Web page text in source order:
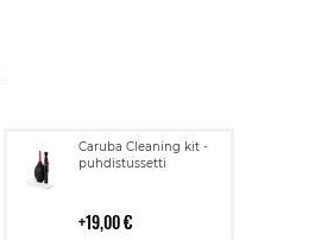
Caruba Cleaning kit -
puhdistussetti
19,00 €
Lisää
ostoskoriin